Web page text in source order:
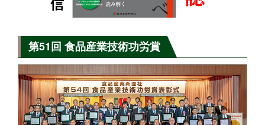
第51回 食品産業技術功労賞